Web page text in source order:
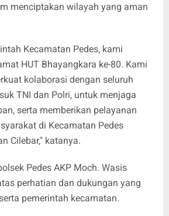
menciptakan wilayah yang aman
Kecamatan Pedes, kami
HUT Bhayangkara ke-80. Kami
kolaborasi dengan seluruh
TNI dan Polri, untuk menjaga
serta memberikan pelayanan
di Kecamatan Pedes
Cilebar," katanya.
Pedes AKP Moch. Wasis
perhatian dan dukungan yang
pemerintah kecamatan.